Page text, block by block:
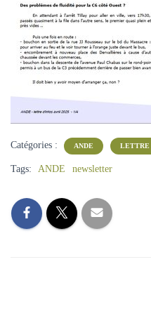
Catégories : ANDE LETTRE
Tags: ANDE newsletter